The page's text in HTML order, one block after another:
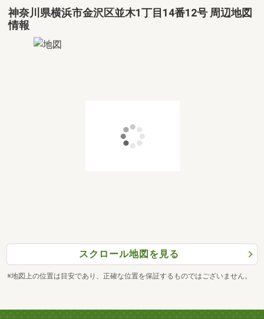
神奈川県横浜市金沢区並木1丁目14番12号 周辺地図
情報
スクロール地図を見る
※地図上の位置は目安であり、正確な位置を保証するものではございません。